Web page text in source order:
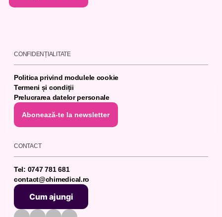
Programează-te
CONFIDENȚIALITATE
Politica privind modulele cookie
Termeni și condiții
Prelucrarea datelor personale
Abonează-te la newsletter
Abonează-te la newsletter
CONTACT
Tel: 0747 781 681
contact@chimedical.ro
Cum ajungi
Cum ajungi